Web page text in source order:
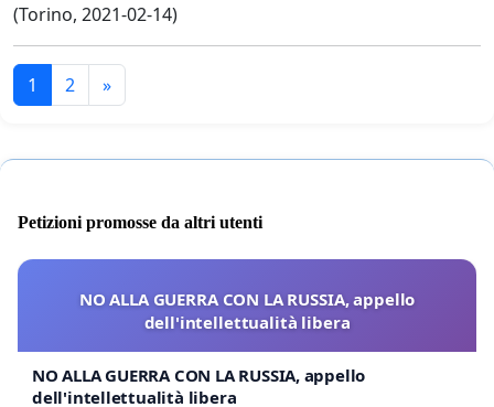
(Torino, 2021-02-14)
1 2 »
Petizioni promosse da altri utenti
NO ALLA GUERRA CON LA RUSSIA, appello
dell'intellettualità libera
NO ALLA GUERRA CON LA RUSSIA, appello
dell'intellettualità libera